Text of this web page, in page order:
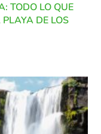
TODO LO QUE
DE LOS